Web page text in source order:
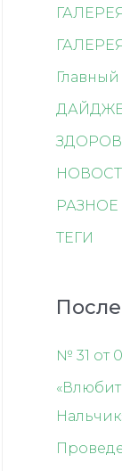
РАЗНОЕ
ТЕГИ
№ 31 от